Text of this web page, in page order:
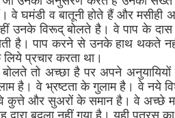
घमंडी व बातूनी होते हैं और मसीही
उनके विरूद् बोलते है। वे पाप के
है। पाप करने से उनके हाथ थकते
प्रचार करता था।
तो अच्छा है पर अपने
है। वे भ्रष्टता के गुलाम है। वे नये
कुत्ते और सुअरों के समान है। वे अच्छे
बदला नहीं गया है। यही पतरस